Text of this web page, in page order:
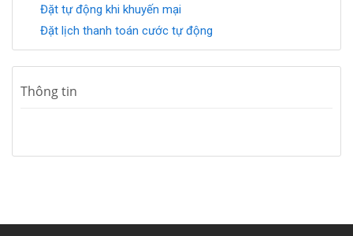
Đặt tự động khi khuyến mại
Đặt lịch thanh toán cước tự động
Thông tin